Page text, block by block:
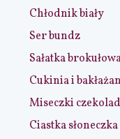
Chłodnik biały
Ser bundz
Sałatka
Cukinia i
Miseczki
Ciastka słoneczka